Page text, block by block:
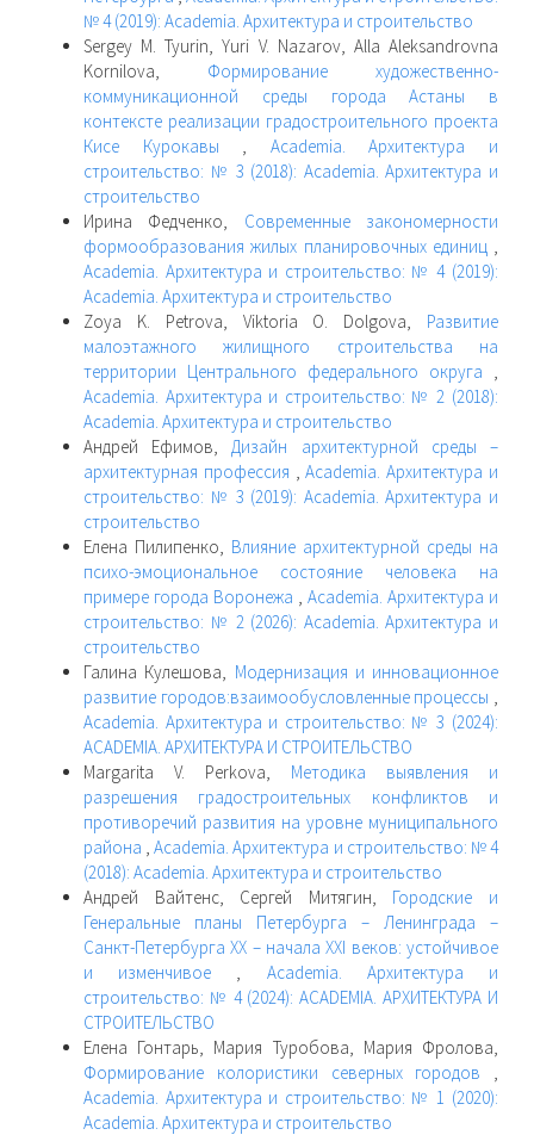
№ 4 (2019): Academia. Архитектура и строительство
Sergey M. Tyurin, Yuri V. Nazarov, Alla Aleksandrovna
Kornilova, Формирование художественно-
коммуникационной среды города Астаны в
контексте реализации градостроительного проекта
Кисе Курокавы , Academia. Архитектура и
строительство: № 3 (2018): Academia. Архитектура и
строительство
Ирина Федченко, Современные закономерности
формообразования жилых планировочных единиц ,
Academia. Архитектура и строительство: № 4 (2019):
Academia. Архитектура и строительство
Zoya K. Petrova, Viktoria O. Dolgova, Развитие
малоэтажного жилищного строительства на
территории Центрального федерального округа ,
Academia. Архитектура и строительство: № 2 (2018):
Academia. Архитектура и строительство
Андрей Ефимов,Дизайн архитектурной среды –
архитектурная профессия ,Academia. Архитектура и
строительство: № 3 (2019): Academia. Архитектура и
строительство
Елена Пилипенко, Влияние архитектурной среды на
психо-эмоциональное состояние человека на
примере города Воронежа , Academia. Архитектура и
строительство: № 2 (2026): Academia. Архитектура и
строительство
Галина Кулешова, Модернизация и инновационное
развитие городов:взаимообусловленные процессы ,
Academia. Архитектура и строительство: № 3 (2024):
ACADEMIA. АРХИТЕКТУРА И СТРОИТЕЛЬСТВО
Margarita V. Perkova, Методика выявления и
разрешения градостроительных конфликтов и
противоречий развития на уровне муниципального
района ,Academia. Архитектура и строительство: № 4
(2018): Academia. Архитектура и строительство
Андрей Вайтенс, Сергей Митягин, Городские и
Генеральные планы Петербурга – Ленинграда –
Санкт-Петербурга XX – начала XXI веков: устойчивое
и изменчивое , Academia. Архитектура и
строительство: № 4 (2024): ACADEMIA. АРХИТЕКТУРА И
СТРОИТЕЛЬСТВО
Елена Гонтарь, Мария Туробова, Мария Фролова,
Формирование колористики северных городов ,
Academia. Архитектура и строительство: № 1 (2020):
Academia. Архитектура и строительство